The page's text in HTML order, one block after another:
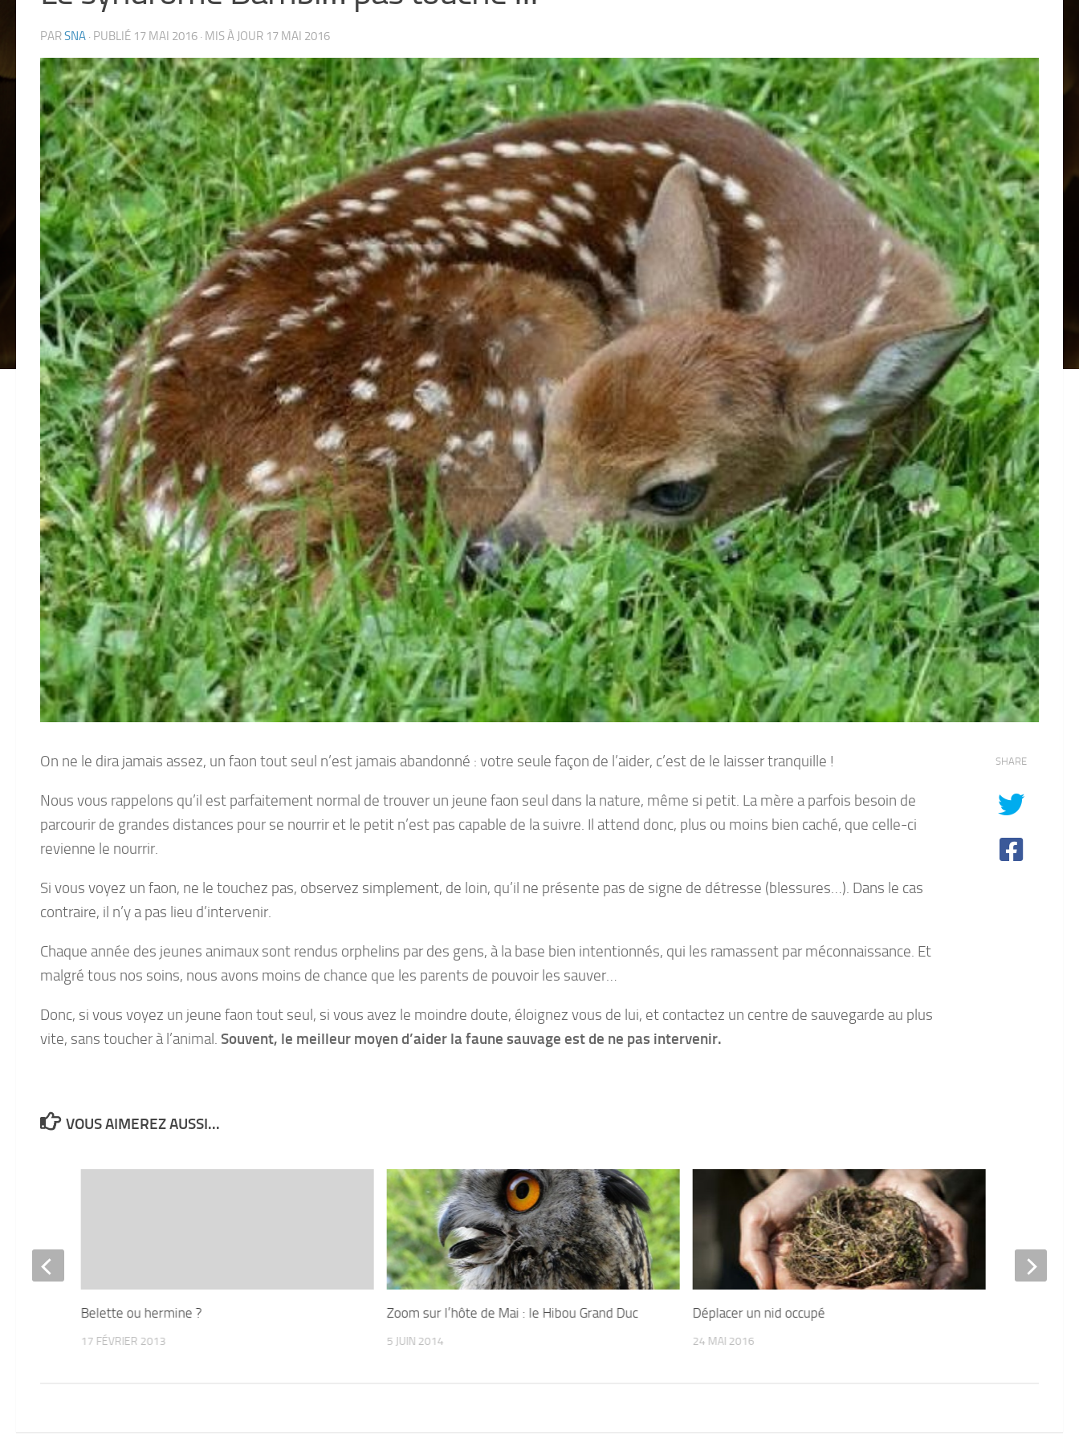
PARSNA · PUBLIÉ 17 MAI 2016 · MIS À JOUR 17 MAI 2016
On ne le dira jamais assez, un faon tout seul n’est jamais abandonné : votre seule façon de l’aider, c’est de le laisser tranquille !
Nous vous rappelons qu’il est parfaitement normal de trouver un jeune faon seul dans la nature, même si petit. La mère a parfois besoin de
parcourir de grandes distances pour se nourrir et le petit n’est pas capable de la suivre. Il attend donc, plus ou moins bien caché, que celle-ci
revienne le nourrir.
Si vous voyez un faon, ne le touchez pas, observez simplement, de loin, qu’il ne présente pas de signe de détresse (blessures…). Dans le cas
contraire, il n’y a pas lieu d’intervenir.
Chaque année des jeunes animaux sont rendus orphelins par des gens, à la base bien intentionnés, qui les ramassent par méconnaissance. Et
malgré tous nos soins, nous avons moins de chance que les parents de pouvoir les sauver…
Donc, si vous voyez un jeune faon tout seul, si vous avez le moindre doute, éloignez vous de lui, et contactez un centre de sauvegarde au plus
vite, sans toucher à l’animal. Souvent, le meilleur moyen d’aider la faune sauvage est de ne pas intervenir.
SHARE
VOUS AIMEREZ AUSSI...
Zoom sur l’hôte de Mai : le Hibou Grand Duc
5 JUIN 2014
Déplacer un nid occupé
24 MAI 2016
Belette ou hermine ?
17 FÉVRIER 2013